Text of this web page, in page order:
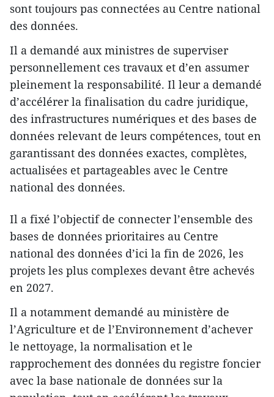
sont toujours pas connectées au Centre national
des données.
Il a demandé aux ministres de superviser
personnellement ces travaux et d’en assumer
pleinement la responsabilité. Il leur a demandé
d’accélérer la finalisation du cadre juridique,
des infrastructures numériques et des bases de
données relevant de leurs compétences, tout en
garantissant des données exactes, complètes,
actualisées et partageables avec le Centre
national des données.
Il a fixé l’objectif de connecter l’ensemble des
bases de données prioritaires au Centre
national des données d’ici la fin de 2026, les
projets les plus complexes devant être achevés
en 2027.
Il a notamment demandé au ministère de
l’Agriculture et de l’Environnement d’achever
le nettoyage, la normalisation et le
rapprochement des données du registre foncier
avec la base nationale de données sur la